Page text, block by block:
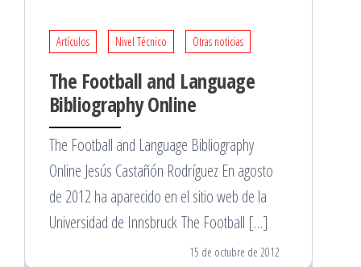
Artículos Nivel Técnico Otras noticias
The Football and Language
Bibliography Online
The Football and Language Bibliography
Online Jesús Castañón Rodríguez En agosto
de 2012 ha aparecido en el sitio web de la
Universidad de Innsbruck The Football […]
15 de octubre de 2012